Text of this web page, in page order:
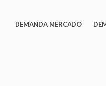
DEMANDA MERCADO